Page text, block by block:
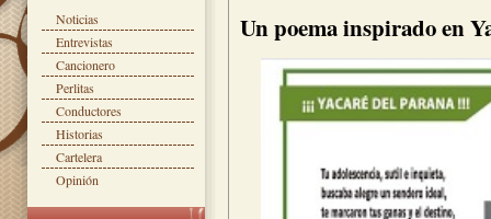
Un poema inspirado en
Noticias
Entrevistas
Cancionero
Perlitas
Conductores
Historias
Cartelera
Opinión